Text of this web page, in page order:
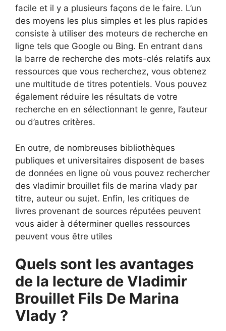
facile et il y a plusieurs façons de le faire. L’un
des moyens les plus simples et les plus rapides
consiste à utiliser des moteurs de recherche en
ligne tels que Google ou Bing. En entrant dans
la barre de recherche des mots-clés relatifs aux
ressources que vous recherchez, vous obtenez
une multitude de titres potentiels. Vous pouvez
également réduire les résultats de votre
recherche en en sélectionnant le genre, l’auteur
ou d’autres critères.
En outre, de nombreuses bibliothèques
publiques et universitaires disposent de bases
de données en ligne où vous pouvez rechercher
des vladimir brouillet fils de marina vlady par
titre, auteur ou sujet. Enfin, les critiques de
livres provenant de sources réputées peuvent
vous aider à déterminer quelles ressources
peuvent vous être utiles
Quels sont les avantages
de la lecture de Vladimir
Brouillet Fils De Marina
Vlady ?